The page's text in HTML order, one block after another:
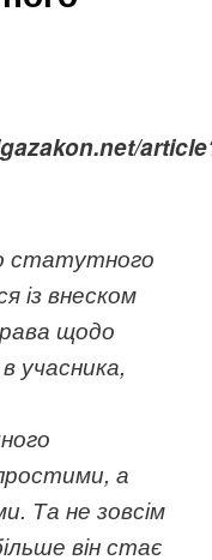
статутного
із внеском
щодо
учасника,
а
Та не зовсім
він стає